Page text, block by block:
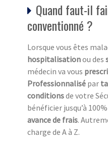
Quand faut-il
conventionné ?
Lorsque vous êtes
hospitalisationou des
médecin va vous
Professionnalisé par
conditionsde votre
bénéficier jusqu’à
avance de frais.
charge de A à Z.